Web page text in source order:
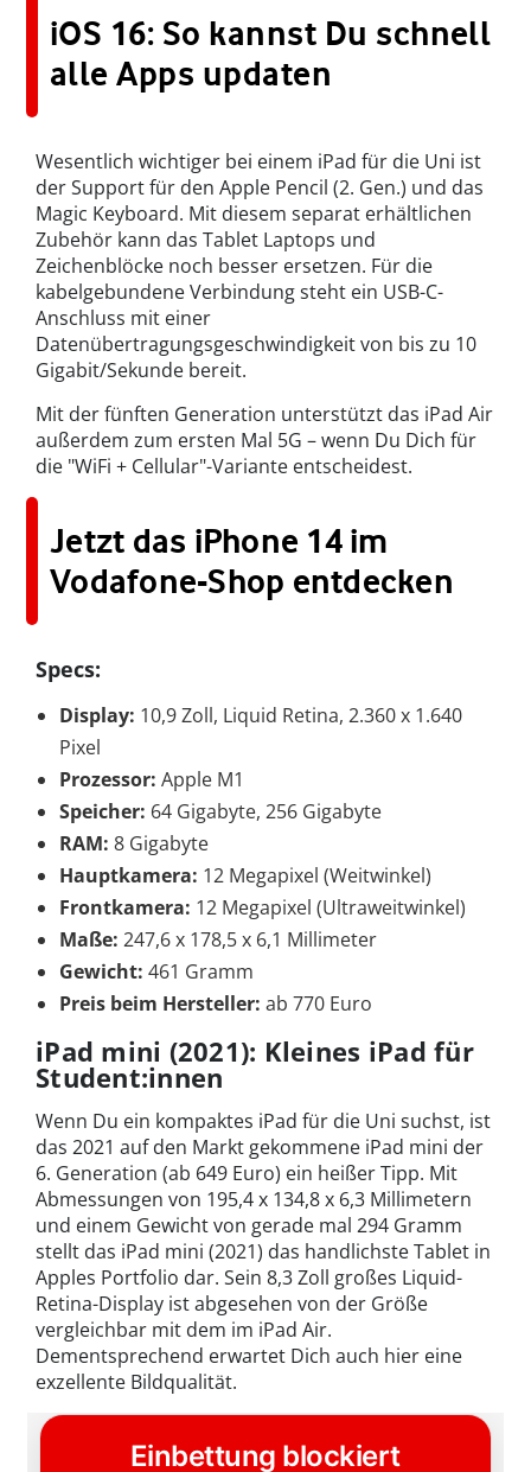
iOS 16: So kannst Du schnell
alle Apps updaten
Wesentlich wichtiger bei einem iPad für die Uni ist
der Support für den Apple Pencil (2. Gen.) und das
Magic Keyboard. Mit diesem separat erhältlichen
Zubehör kann das Tablet Laptops und
Zeichenblöcke noch besser ersetzen. Für die
kabelgebundene Verbindung steht ein USB-C-
Anschluss mit einer
Datenübertragungsgeschwindigkeit von bis zu 10
Gigabit/Sekunde bereit.
Mit der fünften Generation unterstützt das iPad Air
außerdem zum ersten Mal 5G – wenn Du Dich für
die "WiFi + Cellular"-Variante entscheidest.
Jetzt das iPhone 14 im
Vodafone-Shop entdecken
Specs:
Display: 10,9 Zoll, Liquid Retina, 2.360 x 1.640
Pixel
Prozessor: Apple M1
Speicher: 64 Gigabyte, 256 Gigabyte
RAM: 8 Gigabyte
Hauptkamera: 12 Megapixel (Weitwinkel)
Frontkamera: 12 Megapixel (Ultraweitwinkel)
Maße: 247,6 x 178,5 x 6,1 Millimeter
Gewicht: 461 Gramm
Preis beim Hersteller: ab 770 Euro
iPad mini (2021): Kleines iPad für
Student:innen
Wenn Du ein kompaktes iPad für die Uni suchst, ist
das 2021 auf den Markt gekommene iPad mini der
6. Generation (ab 649 Euro) ein heißer Tipp. Mit
Abmessungen von 195,4 x 134,8 x 6,3 Millimetern
und einem Gewicht von gerade mal 294 Gramm
stellt das iPad mini (2021) das handlichste Tablet in
Apples Portfolio dar. Sein 8,3 Zoll großes Liquid-
Retina-Display ist abgesehen von der Größe
vergleichbar mit dem im iPad Air.
Dementsprechend erwartet Dich auch hier eine
exzellente Bildqualität.